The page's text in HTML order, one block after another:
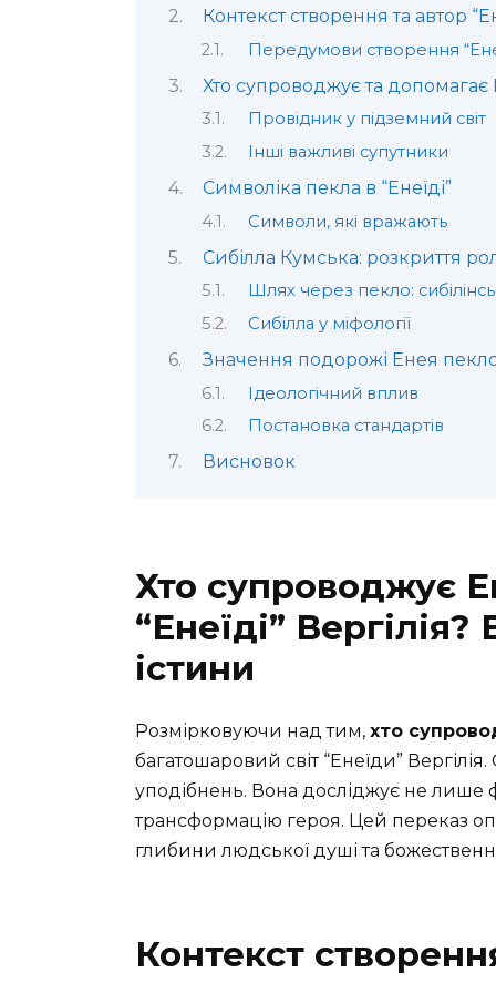
Контекст створення та автор
Передумови створення
Хто супроводжує та
Провідник у підземний світ
Інші важливі супутники
Символіка пекла в “Енеїді”
Символи, які вражають
Сибілла Кумська: розкриття
Шлях через пекло:
Сибілла у міфології
Значення подорожі Енея
Ідеологічний вплив
Постановка стандартів
Висновок
Хто супроводжує
“Енеїді”
істини
Розмірковуючи над тим, хто
багатошаровий світ “Енеїди”
уподібнень. Вона досліджує не лише
трансформацію героя. Цей переказ
глибини людської душі та
Контекст